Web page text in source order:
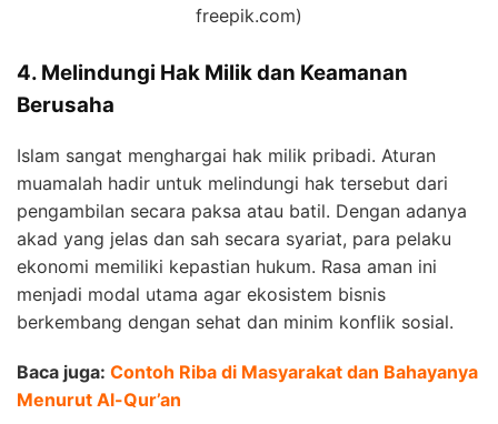
freepik.com)
4. Melindungi Hak Milik dan Keamanan
Berusaha
Islam sangat menghargai hak milik pribadi. Aturan
muamalah hadir untuk melindungi hak tersebut dari
pengambilan secara paksa atau batil. Dengan adanya
akad yang jelas dan sah secara syariat, para pelaku
ekonomi memiliki kepastian hukum. Rasa aman ini
menjadi modal utama agar ekosistem bisnis
berkembang dengan sehat dan minim konflik sosial.
Baca juga: Contoh Riba di Masyarakat dan Bahayanya
Menurut Al-Qur’an